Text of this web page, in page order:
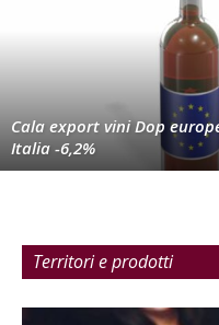
Cala export vini Dop
Italia -6,2%
Territori e prodotti